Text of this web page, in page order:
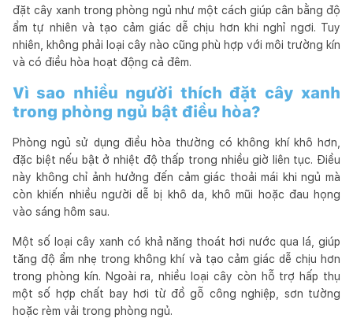
đặt cây xanh trong phòng ngủ như một cách giúp cân bằng độ
ẩm tự nhiên và tạo cảm giác dễ chịu hơn khi nghỉ ngơi. Tuy
nhiên, không phải loại cây nào cũng phù hợp với môi trường kín
và có điều hòa hoạt động cả đêm.
Vì sao nhiều người thích đặt cây xanh
trong phòng ngủ bật điều hòa?
Phòng ngủ sử dụng điều hòa thường có không khí khô hơn,
đặc biệt nếu bật ở nhiệt độ thấp trong nhiều giờ liên tục. Điều
này không chỉ ảnh hưởng đến cảm giác thoải mái khi ngủ mà
còn khiến nhiều người dễ bị khô da, khô mũi hoặc đau họng
vào sáng hôm sau.
Một số loại cây xanh có khả năng thoát hơi nước qua lá, giúp
tăng độ ẩm nhẹ trong không khí và tạo cảm giác dễ chịu hơn
trong phòng kín. Ngoài ra, nhiều loại cây còn hỗ trợ hấp thụ
một số hợp chất bay hơi từ đồ gỗ công nghiệp, sơn tường
hoặc rèm vải trong phòng ngủ.